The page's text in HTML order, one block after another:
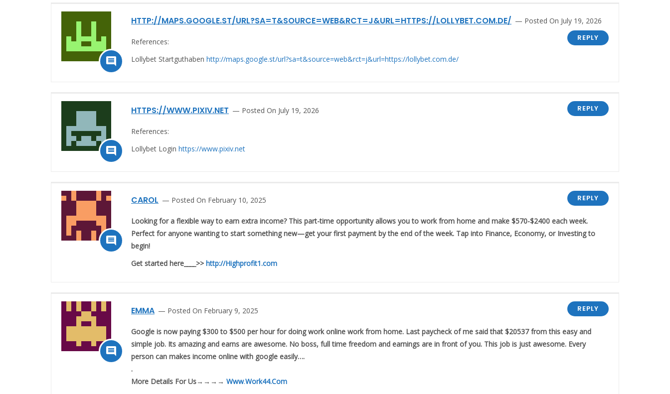

HTTP://MAPS.GOOGLE.ST/URL?SA=T&SOURCE=WEB&RCT=J&URL=HTTPS://LOLLYBET.COM.DE/
Posted On July 19, 2026
REPLY
References:
Lollybet Startguthaben http://maps.google.st/url?sa=t&source=web&rct=j&url=https://lollybet.com.de/

HTTPS://WWW.PIXIV.NET Posted On July 19, 2026 REPLY
References:
Lollybet Login https://www.pixiv.net

CAROL Posted On February 10, 2025 REPLY
Looking for a flexible way to earn extra income? This part-time opportunity allows you to work from home and make $570-$2400 each week.
Perfect for anyone wanting to start something new—get your first payment by the end of the week. Tap into Finance, Economy, or Investing to
begin!
Get started here____>> http://Highprofit1.com

EMMA Posted On February 9, 2025 REPLY
Google is now paying $300 to $500 per hour for doing work online work from home. Last paycheck of me said that $20537 from this easy and
simple job. Its amazing and earns are awesome. No boss, full time freedom and earnings are in front of you. This job is just awesome. Every
person can makes income online with google easily….
.
M­­­­­­o­­­­­­r­­­­­­e­ D­­­­­­e­­­­­­t­­­­­­a­­­­­­i­­­­­­l­­­­­­s For Us→→→→ Www.Work44.Com